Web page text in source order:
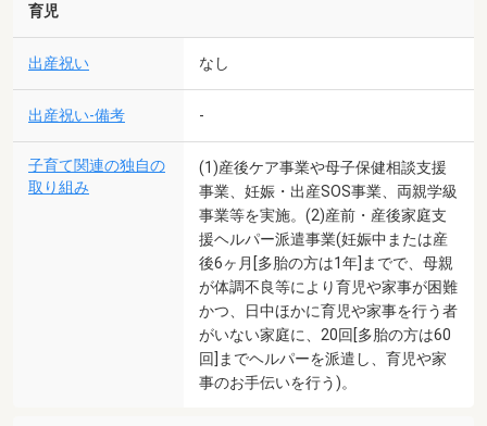
育児
出産祝い なし
出産祝い-備考 -
子育て関連の独自の
取り組み
(1)産後ケア事業や母子保健相談支援
事業、妊娠・出産SOS事業、両親学級
事業等を実施。(2)産前・産後家庭支
援ヘルパー派遣事業(妊娠中または産
後6ヶ月[多胎の方は1年]までで、母親
が体調不良等により育児や家事が困難
かつ、日中ほかに育児や家事を行う者
がいない家庭に、20回[多胎の方は60
回]までヘルパーを派遣し、育児や家
事のお手伝いを行う)。